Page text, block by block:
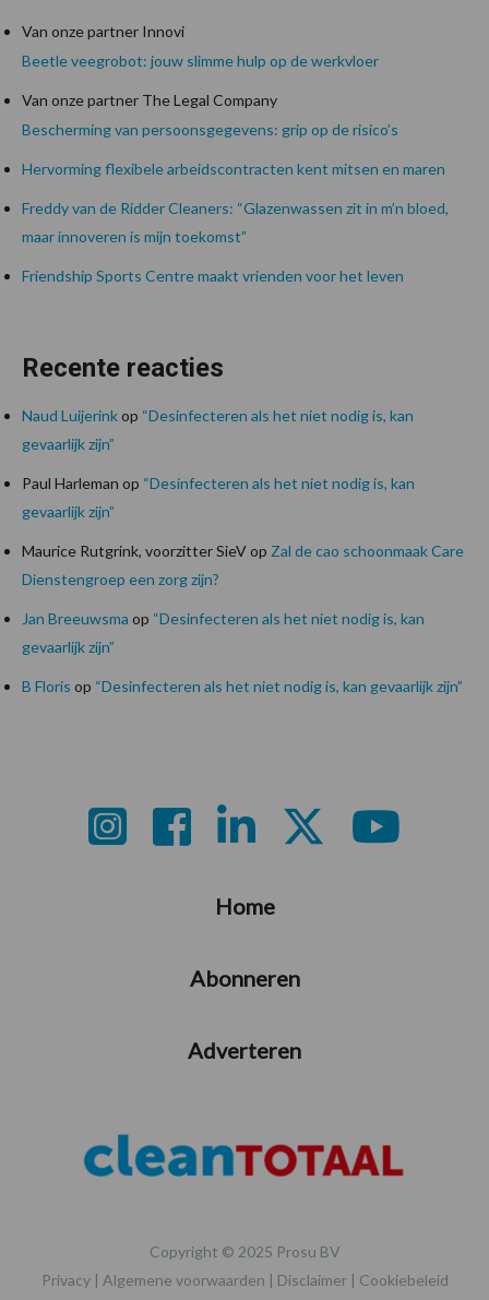
Van onze partner Innovi
Beetle veegrobot: jouw slimme hulp op de werkvloer
Van onze partner The Legal Company
Bescherming van persoonsgegevens: grip op de risico’s
Hervorming flexibele arbeidscontracten kent mitsen en maren
Freddy van de Ridder Cleaners: “Glazenwassen zit in m’n bloed,
maar innoveren is mijn toekomst”
Friendship Sports Centre maakt vrienden voor het leven
Recente reacties
Naud Luijerinkop “Desinfecteren als het niet nodig is, kan
gevaarlijk zijn”
Paul Harleman op “Desinfecteren als het niet nodig is, kan
gevaarlijk zijn”
Maurice Rutgrink, voorzitter SieVop Zal de cao schoonmaak Care
Dienstengroep een zorg zijn?
Jan Breeuwsma op “Desinfecteren als het niet nodig is, kan
gevaarlijk zijn”
B Floris op “Desinfecteren als het niet nodig is, kan gevaarlijk zijn”
Home
Abonneren
Adverteren
Copyright © 2025 Prosu BV
Privacy| Algemene voorwaarden | Disclaimer| Cookiebeleid